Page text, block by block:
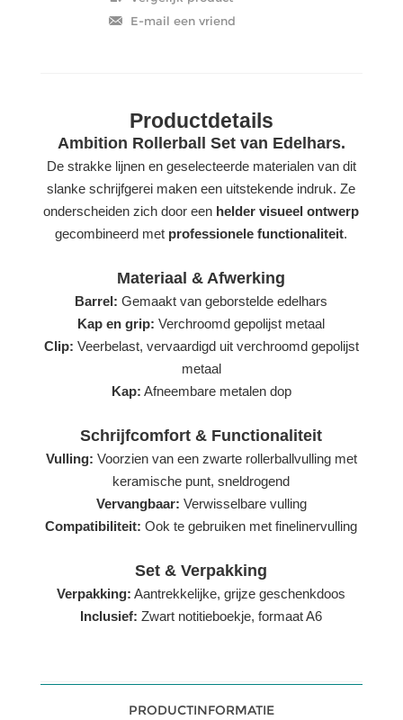
Productdetails
Ambition Rollerball Set van Edelhars.
De strakke lijnen en geselecteerde materialen van dit
slanke schrijfgerei maken een uitstekende indruk. Ze
onderscheiden zich door een helder visueel ontwerp
gecombineerd met professionele functionaliteit.
Materiaal & Afwerking
Barrel: Gemaakt van geborstelde edelhars
Kap en grip: Verchroomd gepolijst metaal
Clip: Veerbelast, vervaardigd uit verchroomd gepolijst
metaal
Kap: Afneembare metalen dop
Schrijfcomfort & Functionaliteit
Vulling: Voorzien van een zwarte rollerballvulling met
keramische punt, sneldrogend
Vervangbaar: Verwisselbare vulling
Compatibiliteit: Ook te gebruiken met finelinervulling
Set & Verpakking
Verpakking: Aantrekkelijke, grijze geschenkdoos
Inclusief: Zwart notitieboekje, formaat A6
PRODUCTINFORMATIE